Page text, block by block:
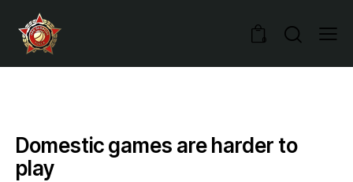
0
Domestic games are harder to
play